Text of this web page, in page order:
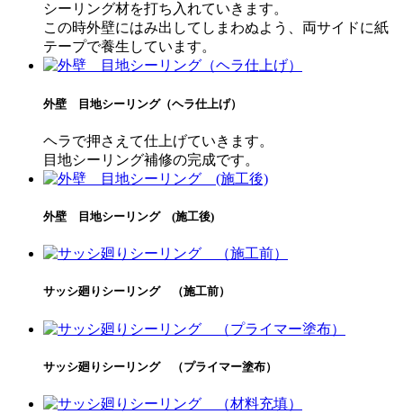
シーリング材を打ち入れていきます。
この時外壁にはみ出してしまわぬよう、両サイドに紙
テープで養生しています。
外壁 目地シーリング（ヘラ仕上げ）
ヘラで押さえて仕上げていきます。
目地シーリング補修の完成です。
外壁 目地シーリング (施工後)
サッシ廻りシーリング （施工前）
サッシ廻りシーリング （プライマー塗布）